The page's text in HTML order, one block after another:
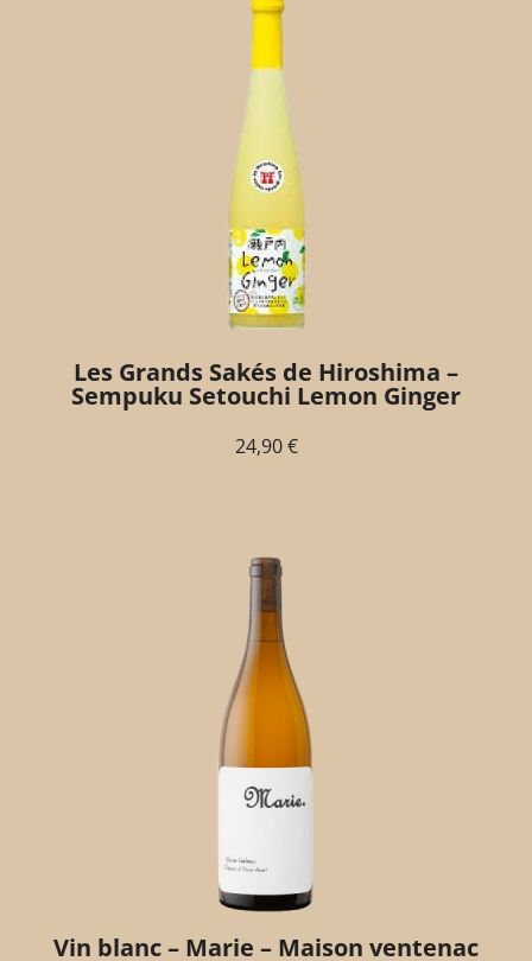
Les Grands Sakés de Hiroshima –
Sempuku Setouchi Lemon Ginger
24,90€
Vin blanc – Marie – Maison ventenac